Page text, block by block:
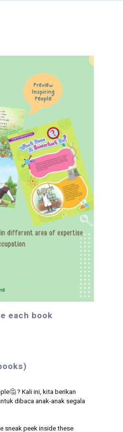
each book
🤔 ? Kali ini, kita berikan
dibaca anak-anak segala
sneak peek inside these